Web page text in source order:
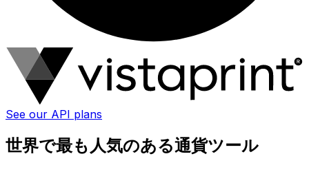
See our API plans
世界で最も人気のある通貨ツール